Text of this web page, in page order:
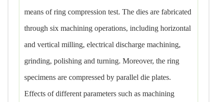
means of ring compression test. The dies are fabricated
through six machining operations, including horizontal
and vertical milling, electrical discharge machining,
grinding, polishing and turning. Moreover, the ring
specimens are compressed by parallel die plates.
Effects of different parameters such as machining